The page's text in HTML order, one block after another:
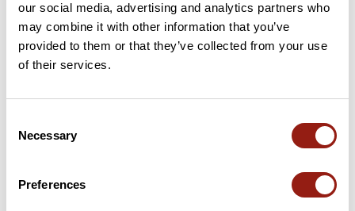
our social media, advertising and analytics partners who
may combine it with other information that you’ve
provided to them or that they’ve collected from your use
of their services.
Selection
Necessary
Preferences
Ajouter un avis
Découvrez ce parcours de vélo de 52,2 km à proximité de
Lisieux. Il présente une ascension cumulée de plus de 390m.